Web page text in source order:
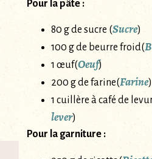
Pour la pâte :
80 g de sucre (Sucre)
100 g de beurre froid(
1 œuf(Oeuf)
200 g de farine(Farine)
1 cuillère à café de
lever)
Pour la garniture :